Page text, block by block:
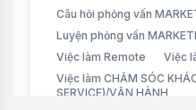
Câu hỏi phỏng vấn
Luyện phỏng vấn
Việc làm Remote
Việc
Việc làm CHĂM SÓC
SERVICE)/VẬN HÀNH